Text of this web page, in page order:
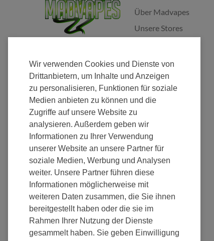
Wir verwenden Cookies und Dienste von
Drittanbietern, um Inhalte und Anzeigen
zu personalisieren, Funktionen für soziale
Medien anbieten zu können und die
Zugriffe auf unsere Website zu
analysieren. Außerdem geben wir
Informationen zu Ihrer Verwendung
unserer Website an unsere Partner für
soziale Medien, Werbung und Analysen
weiter. Unsere Partner führen diese
Informationen möglicherweise mit
weiteren Daten zusammen, die Sie ihnen
bereitgestellt haben oder die sie im
Rahmen Ihrer Nutzung der Dienste
gesammelt haben. Sie geben Einwilligung
Über Madvapes
Unsere Stores
Franchise
Fulfillment
Nachhaltigkeit
Zahlung